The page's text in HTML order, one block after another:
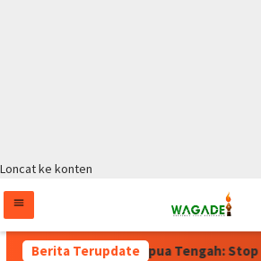
Loncat ke konten
Berita Terupdate
Wagub Papua Tengah: Stop